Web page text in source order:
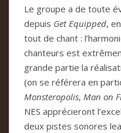
Le groupe a de toute
depuis Get Equip­ped,
tout de chant :
chan­teurs est
grande par­tie la
(on se réfé­rera en
Mons­te­ro­po­lis, Man on
NES appré­cie­ront
deux pis­tes sono­res